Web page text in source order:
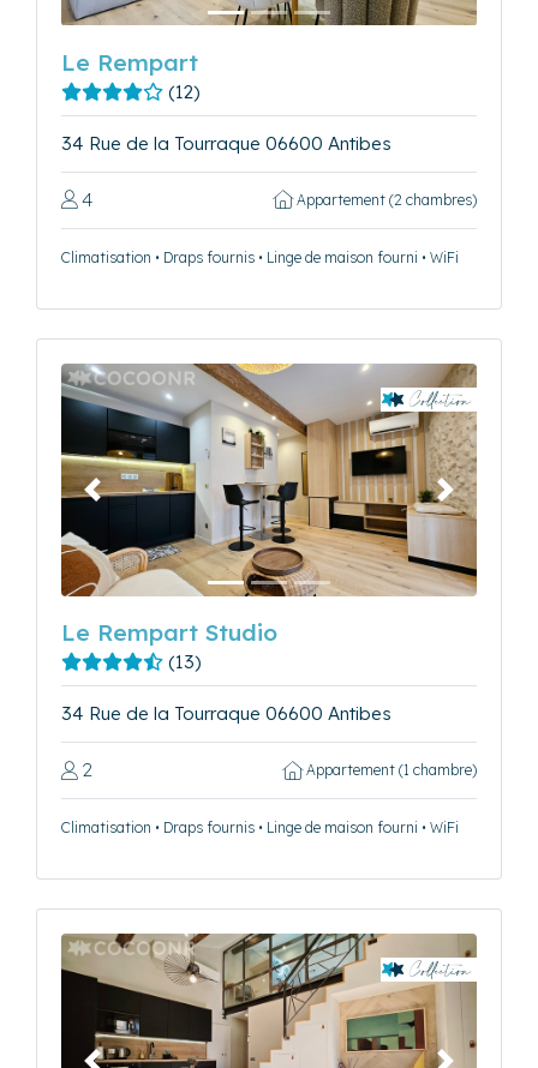
Le Rempart
(12)
34 Rue de la Tourraque 06600 Antibes
4 Appartement (2 chambres)
Climatisation • Draps fournis • Linge de maison fourni • WiFi
Précédent Suivant
Le Rempart Studio
(13)
34 Rue de la Tourraque 06600 Antibes
2 Appartement (1 chambre)
Climatisation • Draps fournis • Linge de maison fourni • WiFi